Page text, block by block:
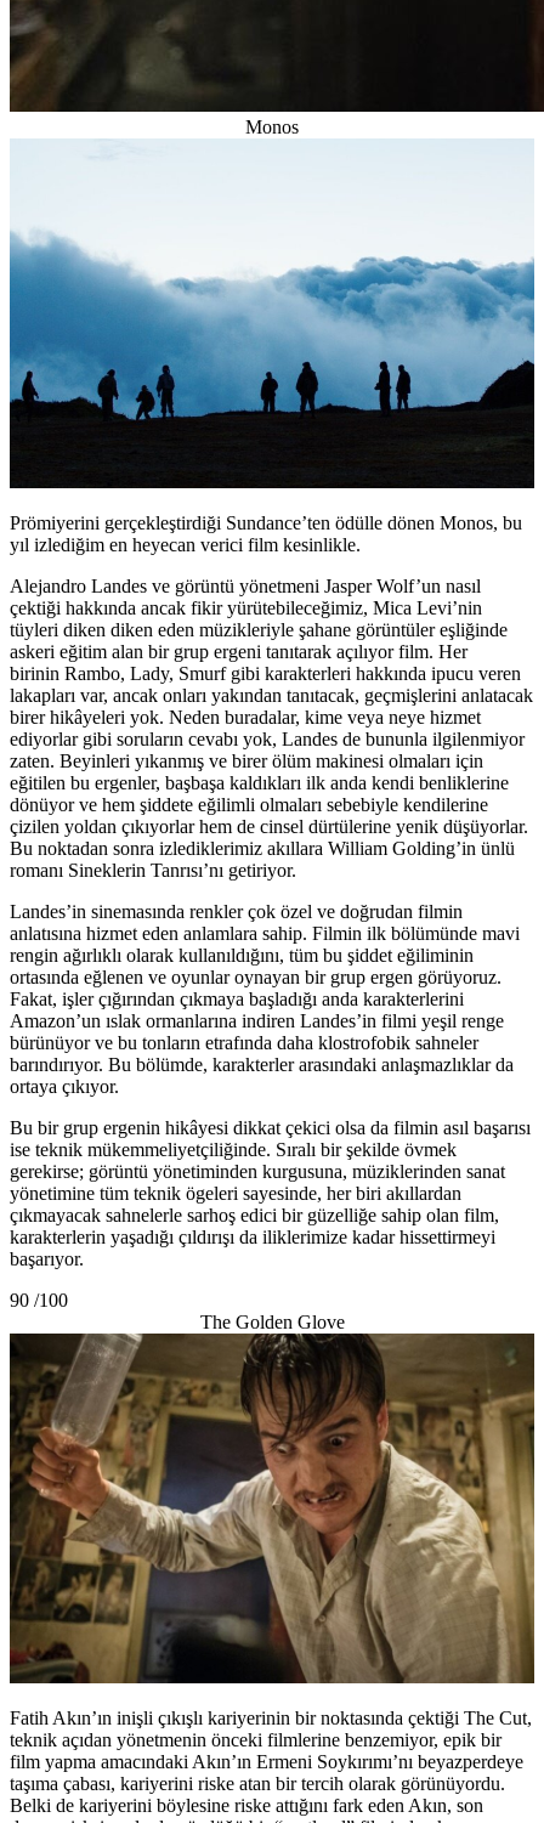
Monos
Prömiyerini gerçekleştirdiği Sundance’ten ödülle dönen Monos, bu
yıl izlediğim en heyecan verici film kesinlikle.
Alejandro Landes ve görüntü yönetmeni Jasper Wolf’un nasıl
çektiği hakkında ancak fikir yürütebileceğimiz, Mica Levi’nin
tüyleri diken diken eden müzikleriyle şahane görüntüler eşliğinde
askeri eğitim alan bir grup ergeni tanıtarak açılıyor film. Her
birinin Rambo, Lady, Smurf gibi karakterleri hakkında ipucu veren
lakapları var, ancak onları yakından tanıtacak, geçmişlerini anlatacak
birer hikâyeleri yok. Neden buradalar, kime veya neye hizmet
ediyorlar gibi soruların cevabı yok, Landes de bununla ilgilenmiyor
zaten. Beyinleri yıkanmış ve birer ölüm makinesi olmaları için
eğitilen bu ergenler, başbaşa kaldıkları ilk anda kendi benliklerine
dönüyor ve hem şiddete eğilimli olmaları sebebiyle kendilerine
çizilen yoldan çıkıyorlar hem de cinsel dürtülerine yenik düşüyorlar.
Bu noktadan sonra izlediklerimiz akıllara William Golding’in ünlü
romanı Sineklerin Tanrısı’nı getiriyor.
Landes’in sinemasında renkler çok özel ve doğrudan filmin
anlatısına hizmet eden anlamlara sahip. Filmin ilk bölümünde mavi
rengin ağırlıklı olarak kullanıldığını, tüm bu şiddet eğiliminin
ortasında eğlenen ve oyunlar oynayan bir grup ergen görüyoruz.
Fakat, işler çığırından çıkmaya başladığı anda karakterlerini
Amazon’un ıslak ormanlarına indiren Landes’in filmi yeşil renge
bürünüyor ve bu tonların etrafında daha klostrofobik sahneler
barındırıyor. Bu bölümde, karakterler arasındaki anlaşmazlıklar da
ortaya çıkıyor.
Bu bir grup ergenin hikâyesi dikkat çekici olsa da filmin asıl başarısı
ise teknik mükemmeliyetçiliğinde. Sıralı bir şekilde övmek
gerekirse; görüntü yönetiminden kurgusuna, müziklerinden sanat
yönetimine tüm teknik ögeleri sayesinde, her biri akıllardan
çıkmayacak sahnelerle sarhoş edici bir güzelliğe sahip olan film,
karakterlerin yaşadığı çıldırışı da iliklerimize kadar hissettirmeyi
başarıyor.
90 /100
The Golden Glove
Fatih Akın’ın inişli çıkışlı kariyerinin bir noktasında çektiği The Cut,
teknik açıdan yönetmenin önceki filmlerine benzemiyor, epik bir
film yapma amacındaki Akın’ın Ermeni Soykırımı’nı beyazperdeye
taşıma çabası, kariyerini riske atan bir tercih olarak görünüyordu.
Belki de kariyerini böylesine riske attığını fark eden Akın, son